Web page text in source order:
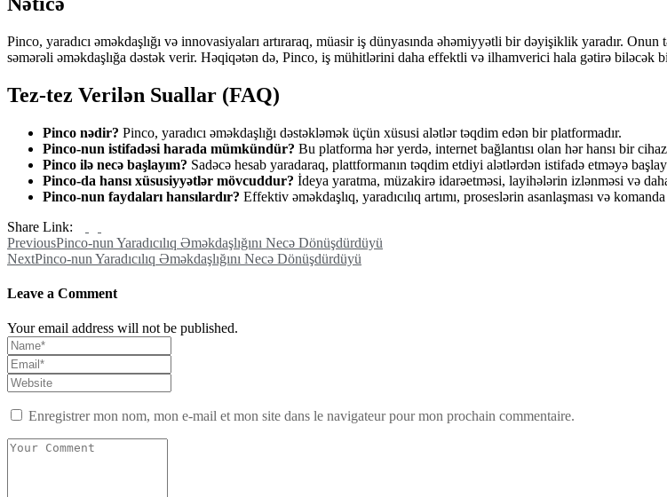
Pinco, yaradıcı əməkdaşlığı və innovasiyaları artıraraq, müasir iş dünyasında əhəmiyyətli bir dəyişiklik yaradır.
səmərəli əməkdaşlığa dəstək verir. Həqiqətən də, Pinco, iş mühitlərini daha effektli və ilhamverici hala gətirə biləcək
Tez-tez Verilən Suallar (FAQ)
Pinco nədir? Pinco, yaradıcı əməkdaşlığı dəstəkləmək üçün xüsusi alətlər təqdim edən bir platformadır.
Pinco-nun istifadəsi harada mümkündür? Bu platforma hər yerdə, internet bağlantısı olan hər hansı bir
Pinco ilə necə başlayım? Sadəcə hesab yaradaraq, plattformanın təqdim etdiyi alətlərdən istifadə etməyə
Pinco-da hansı xüsusiyyətlər mövcuddur? İdeya yaratma, müzakirə idarəetməsi, layihələrin izlənməsi və
Pinco-nun faydaları hansılardır? Effektiv əməkdaşlıq, yaradıcılıq artımı, proseslərin asanlaşması və
Share Link:
Post
navigation
PreviousPinco-nun Yaradıcılıq Əməkdaşlığını Necə Dönüşdürdüyü
NextPinco-nun Yaradıcılıq Əməkdaşlığını Necə Dönüşdürdüyü
Leave a Comment
Your email address will not be published.
Enregistrer mon nom, mon e-mail et mon site dans le navigateur pour mon prochain commentaire.